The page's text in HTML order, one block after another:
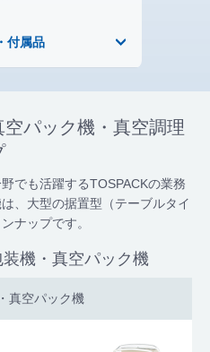
付属品
パック機・真空調理
でも活躍するTOSPACKの業務
、大型の据置型（テーブルタイ
ナップです。
装機・真空パック機
真空パック機